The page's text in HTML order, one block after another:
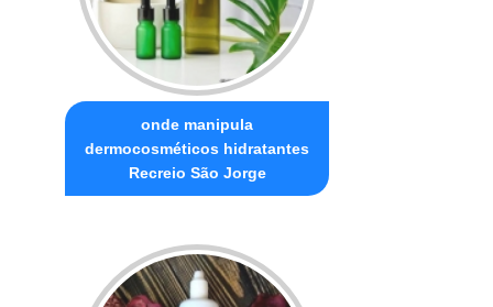
onde manipula
dermocosméticos hidratantes
Recreio São Jorge